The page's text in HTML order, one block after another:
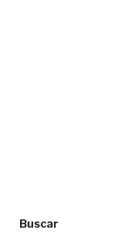
Buscar